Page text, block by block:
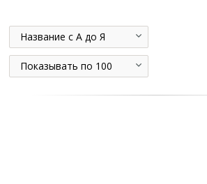
Название с А до Я
Показывать по 100